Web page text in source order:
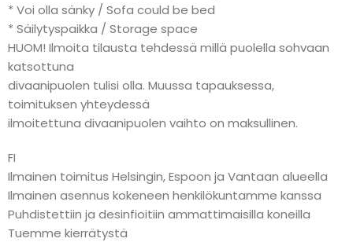
* Voi olla sänky / Sofa could be bed
* Säilytyspaikka / Storage space
HUOM! Ilmoita tilausta tehdessä millä puolella sohvaan
katsottuna
divaanipuolen tulisi olla. Muussa tapauksessa,
toimituksen yhteydessä
ilmoitettuna divaanipuolen vaihto on maksullinen.
FI
Ilmainen toimitus Helsingin, Espoon ja Vantaan alueella
Ilmainen asennus kokeneen henkilökuntamme kanssa
Puhdistettiin ja desinfioitiin ammattimaisilla koneilla
Tuemme kierrätystä